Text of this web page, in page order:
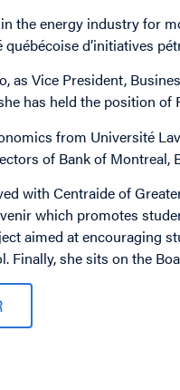
the energy industry for
d’initiatives
as Vice President,
has held the position
from Université
of Bank of Montreal,
with Centraide of
which promotes
aimed at
Finally, she sits on the